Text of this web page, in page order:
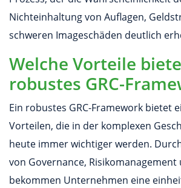
Nichteinhaltung von Auflagen,
schweren Imageschäden deutlich
Welche Vorteile
robustes GRC-
Ein robustes GRC-Framework bietet
Vorteilen, die in der komplexen
heute immer wichtiger werden.
von Governance,
bekommen Unternehmen eine